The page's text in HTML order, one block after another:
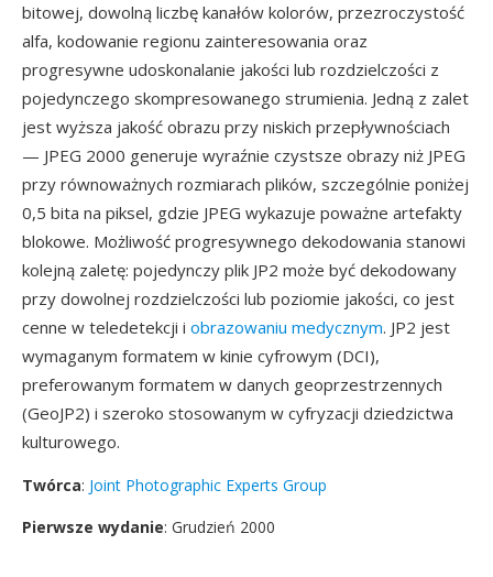
bitowej, dowolną liczbę kanałów kolorów, przezroczystość
alfa, kodowanie regionu zainteresowania oraz
progresywne udoskonalanie jakości lub rozdzielczości z
pojedynczego skompresowanego strumienia. Jedną z zalet
jest wyższa jakość obrazu przy niskich przepływnościach
— JPEG 2000 generuje wyraźnie czystsze obrazy niż JPEG
przy równoważnych rozmiarach plików, szczególnie poniżej
0,5 bita na piksel, gdzie JPEG wykazuje poważne artefakty
blokowe. Możliwość progresywnego dekodowania stanowi
kolejną zaletę: pojedynczy plik JP2 może być dekodowany
przy dowolnej rozdzielczości lub poziomie jakości, co jest
cenne w teledetekcji i obrazowaniu medycznym. JP2 jest
wymaganym formatem w kinie cyfrowym (DCI),
preferowanym formatem w danych geoprzestrzennych
(GeoJP2) i szeroko stosowanym w cyfryzacji dziedzictwa
kulturowego.
Twórca: Joint Photographic Experts Group
Pierwsze wydanie: Grudzień 2000